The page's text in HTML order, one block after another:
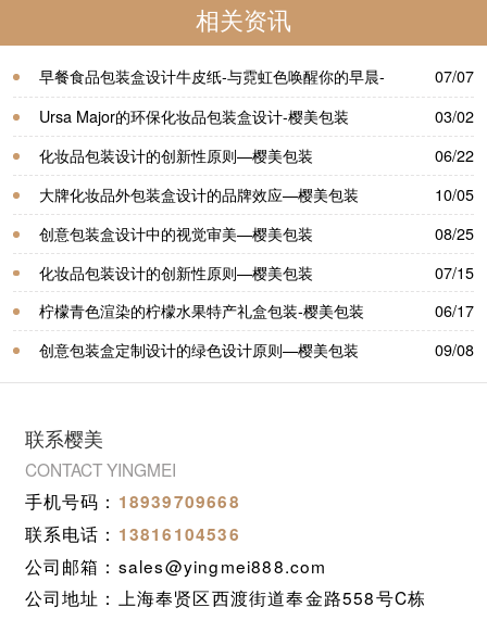
相关资讯
早餐食品包装盒设计牛皮纸-与霓虹色唤醒你的早晨-
樱美包装
07/07
Ursa Major的环保化妆品包装盒设计-樱美包装
03/02
化妆品包装设计的创新性原则—樱美包装
06/22
大牌化妆品外包装盒设计的品牌效应—樱美包装
10/05
创意包装盒设计中的视觉审美—樱美包装
08/25
化妆品包装设计的创新性原则—樱美包装
07/15
柠檬青色渲染的柠檬水果特产礼盒包装-樱美包装
06/17
创意包装盒定制设计的绿色设计原则—樱美包装
09/08
联系樱美
CONTACT YINGMEI
手机号码： 18939709668
联系电话： 13816104536
公司邮箱：sales@yingmei888.com
公司地址：上海奉贤区西渡街道奉金路558号C栋